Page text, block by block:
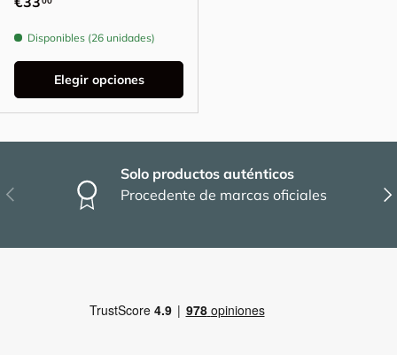
Disponibles (26 unidades)
Elegir opciones
Anterior
Solo productos auténticos
Procedente de marcas oficiales